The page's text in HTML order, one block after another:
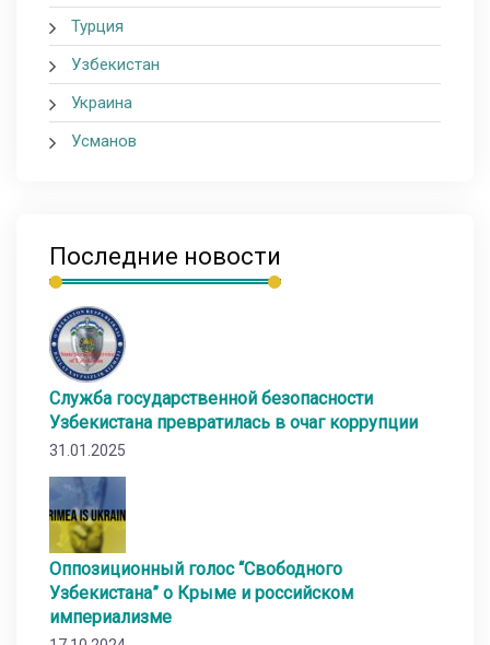
Турция
Узбекистан
Украина
Усманов
Последние новости
Служба государственной безопасности
Узбекистана превратилась в очаг коррупции
31.01.2025
Оппозиционный голос “Свободного
Узбекистана” о Крыме и российском
империализме